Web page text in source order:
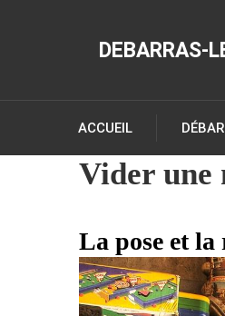
DEBARRAS-
ACCUEIL
Vider une
La pose et la